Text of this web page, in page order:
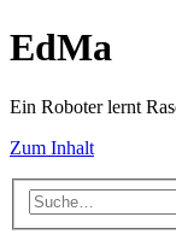
EdMa
Ein Roboter lernt
Zum Inhalt